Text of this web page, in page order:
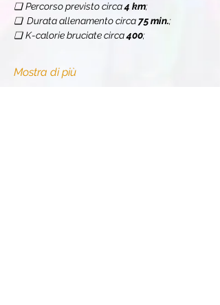
❏ Percorso previsto circa 4 km;
❏  Durata allenamento circa 75 min.;
❏ K-calorie bruciate circa 400;
Mostra di più